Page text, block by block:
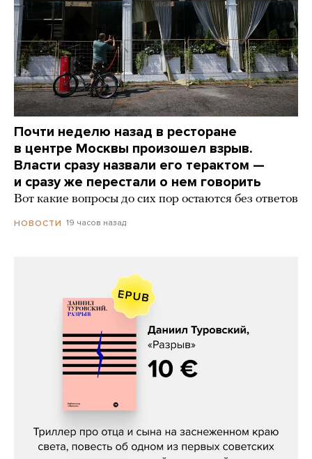
Почти неделю назад в ресторане
в центре Москвы произошел взрыв.
Власти сразу назвали его терактом —
и сразу же перестали о нем говорить
Вот какие вопросы до сих пор остаются без ответов
НОВОСТИ 19 часов назад
Даниил Туровский, «Разрыв»